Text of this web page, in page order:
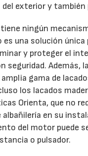
del exterior y también
ningún
es una solución única
y proteger el
seguridad. Además,
gama de
los lacados
Orienta, que no
albañilería en su
del motor puede
o pulsador.